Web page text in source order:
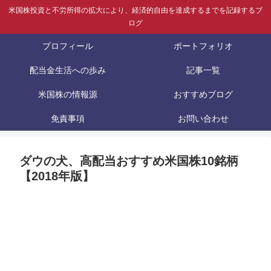
米国株投資と不労所得の拡大により、経済的自由を達成するまでを記録するブ
ログ
プロフィール ポートフォリオ
配当金生活への歩み 記事一覧
米国株の情報源 おすすめブログ
免責事項 お問い合わせ
ダウの犬、高配当おすすめ米国株10銘柄
【2018年版】